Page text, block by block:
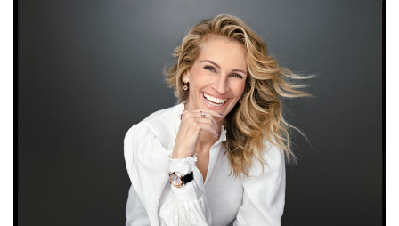
CULTURE
HIGH TECH
MAISON
AUTO
LIEUX TENDANCES